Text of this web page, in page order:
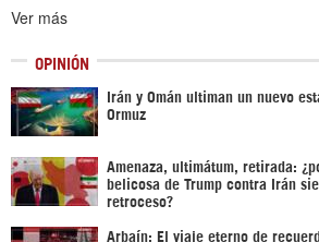
Ver más
OPINIÓN
Irán y Omán ultiman un nuevo
Ormuz
Amenaza, ultimátum, retirada:
belicosa de Trump contra Irán
retroceso?
Arbaín: El viaje eterno de